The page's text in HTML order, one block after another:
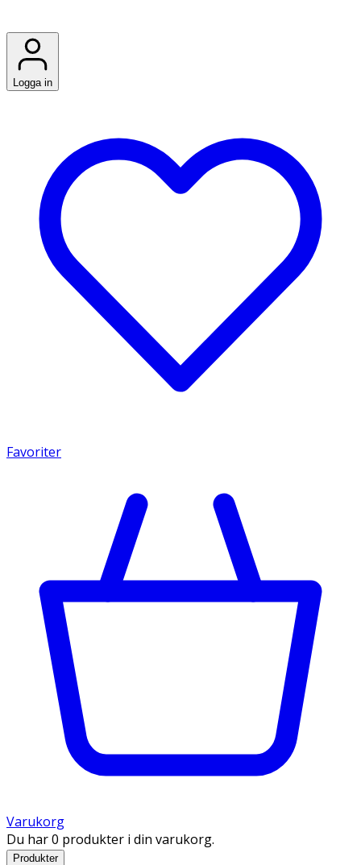
Logga in
Favoriter
Varukorg
Du har 0 produkter i din varukorg.
Produkter